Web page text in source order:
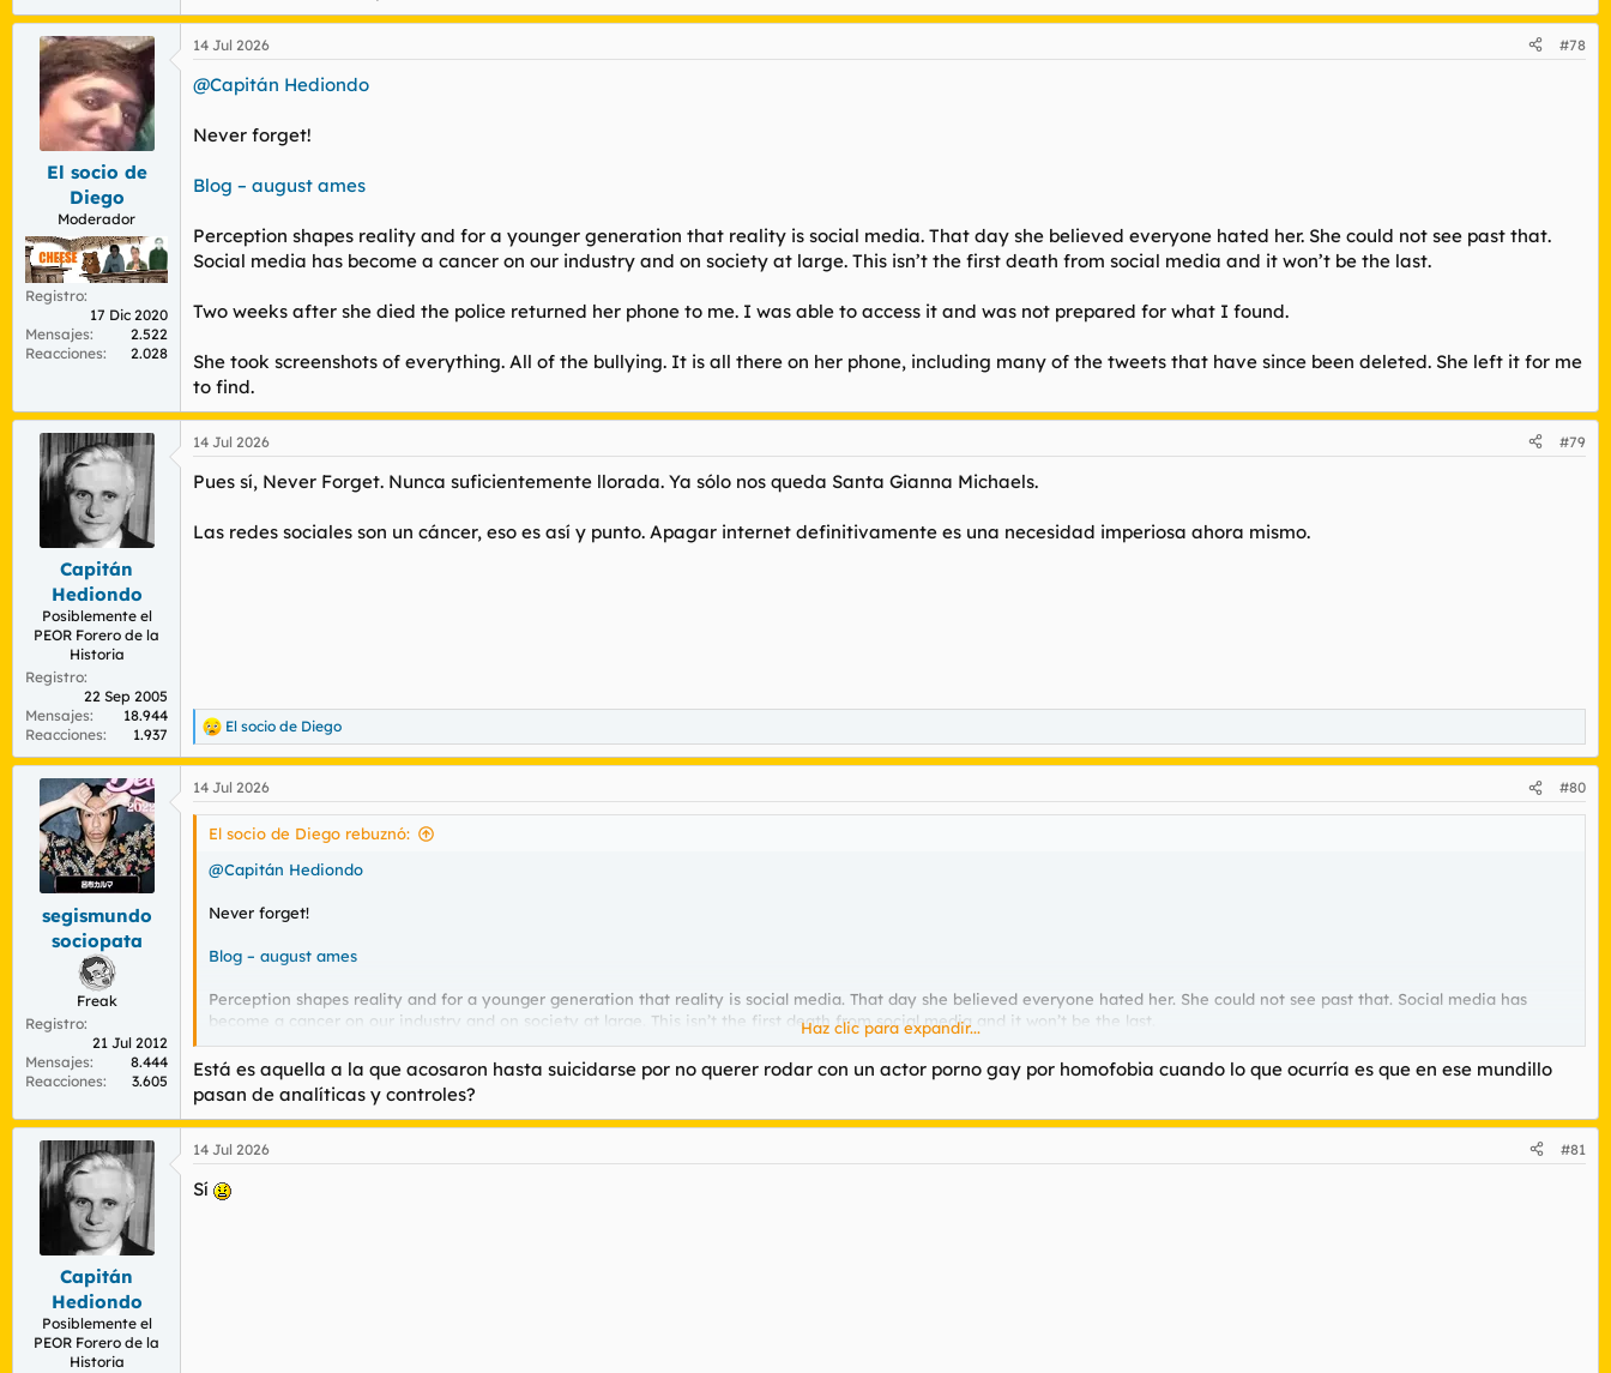
El socio de
Diego
Moderador
Registro
17 Dic 2020
Mensajes
2.522
Reacciones
2.028
14 Jul 2026 #78
@Capitán Hediondo
Never forget!
Blog – august ames
Perception shapes reality and for a younger generation that reality is social media. That day she believed everyone hated her. She could not see past that.
Social media has become a cancer on our industry and on society at large. This isn’t the first death from social media and it won’t be the last.
Two weeks after she died the police returned her phone to me. I was able to access it and was not prepared for what I found.
She took screenshots of everything. All of the bullying. It is all there on her phone, including many of the tweets that have since been deleted. She left it for me
to find.
Capitán
Hediondo
Posiblemente el
PEOR Forero de la
Historia
Registro
22 Sep 2005
Mensajes
18.944
Reacciones
1.937
14 Jul 2026 #79
Pues sí, Never Forget. Nunca suficientemente llorada. Ya sólo nos queda Santa Gianna Michaels.
Las redes sociales son un cáncer, eso es así y punto. Apagar internet definitivamente es una necesidad imperiosa ahora mismo.
R
e
a
c
c
n
El socio de Diego
segismundo
sociopata
Freak
Registro
21 Jul 2012
Mensajes
8.444
Reacciones
3.605
14 Jul 2026 #80
El socio de Diego rebuznó:
@Capitán Hediondo
Never forget!
Blog – august ames
Perception shapes reality and for a younger generation that reality is social media. That day she believed everyone hated her. She could not see past that. Social media has
become a cancer on our industry and on society at large. This isn’t the first death from social media and it won’t be the last.
Two weeks after she died the police returned her phone to me. I was able to access it and was not prepared for what I found.
She took screenshots of everything. All of the bullying. It is all there on her phone, including many of the tweets that have since been deleted. She left it for me to find.
Haz clic para expandir...
Está es aquella a la que acosaron hasta suicidarse por no querer rodar con un actor porno gay por homofobia cuando lo que ocurría es que en ese mundillo
pasan de analíticas y controles?
Capitán
Hediondo
Posiblemente el
PEOR Forero de la
Historia
14 Jul 2026 #81
Sí